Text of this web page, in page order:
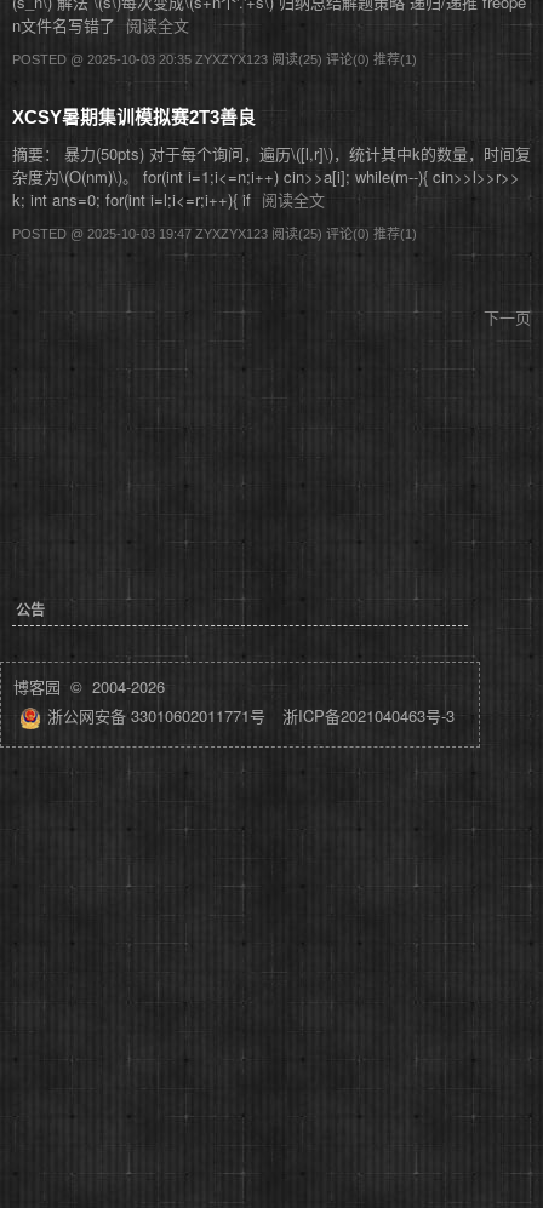
n文件名写错了 阅读全文
POSTED @ 2025-10-03 20:35 ZYXZYX123 阅读(25) 评论(0) 推荐(1)
XCSY暑期集训模拟赛2T3善良
摘要： 暴力(50pts) 对于每个询问，遍历\([l,r]\)，统计其中k的数量，时间复
杂度为\(O(nm)\)。 for(int i=1;i<=n;i++) cin>>a[i]; while(m--){ cin>>l>>r>>
k; int ans=0; for(int i=l;i<=r;i++){ if 阅读全文
POSTED @ 2025-10-03 19:47 ZYXZYX123 阅读(25) 评论(0) 推荐(1)
下一页
公告
博客园 © 2004-2026
浙公网安备 33010602011771号
浙ICP备2021040463号-3